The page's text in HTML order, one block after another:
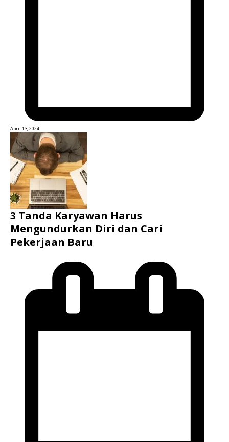
April 13, 2024
3 Tanda Karyawan Harus
Mengundurkan Diri dan Cari
Pekerjaan Baru